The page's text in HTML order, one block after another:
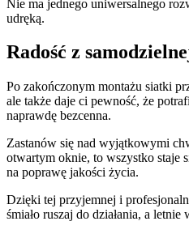
Nie ma jednego uniwersalnego
udręką.
Radość z
Po zakończonym montażu siatki
ale także daje ci pewność, że
naprawdę bezcenna.
Zastanów się nad wyjątkowymi
otwartym oknie, to wszystko staje
na poprawę jakości życia.
Dzięki tej przyjemnej i
śmiało ruszaj do działania, a